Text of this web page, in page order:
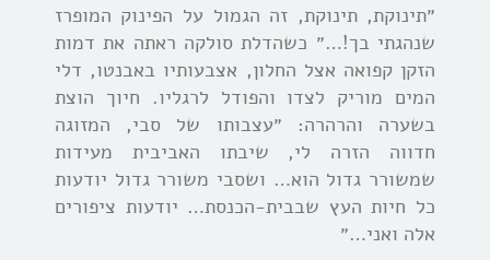
״תינוקת, תינוקת, זה הגמול על הפינוק המופרז
שנהגתי בך!…״ כשהדלת סולקה ראתה את דמות
הזקן קפואה אצל החלון, אצבעותיו באבנטו, דלי
המים מוריק לצדו והפודל לרגליו. חיוך הוצת
בשערה והרהרה: ״עצבותו של סבי, המזוגה
חדווה הזרה לי, שיבתו האביבית מעידות
שמשורר גדול הוא… ושסבי משורר גדול יודעות
כל חיות העץ שבבית-הכנסת… יודעות ציפורים
אלה ואני…״